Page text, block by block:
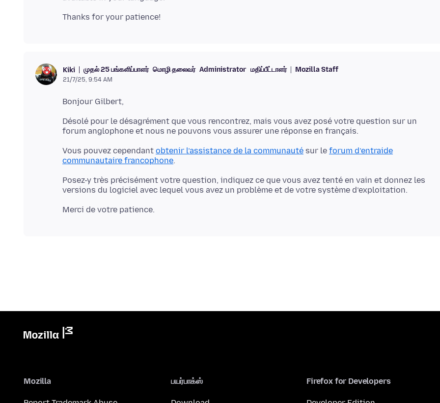
Kiki முதல் 25 பங்களிப்பாளர் மொழி தலைவர் Administrator மதிப்பீட்டாளர் Mozilla Staff
21/7/25, 9:54 AM
Désolé pour le désagrément que vous rencontrez, mais vous avez posé votre question sur un
Vous pouvez cependant obtenir l’assistance de la communauté sur le forum d’entraide
communautaire francophone
Posez-y très précisément votre question, indiquez ce que vous avez tenté en vain et donnez les
Mozilla பயர்பாக்ஸ் Firefox for Developers